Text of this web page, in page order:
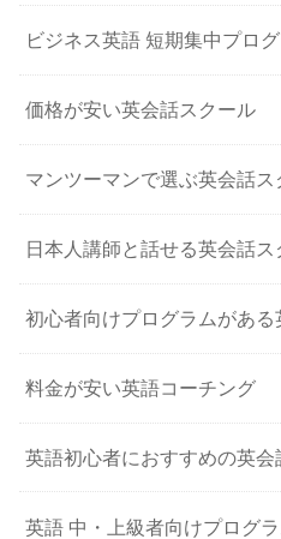
ビジネス英語 短期集中プロ
価格が安い英会話スクール
マンツーマンで選ぶ英会話ス
日本人講師と話せる英会話ス
初心者向けプログラムがあ
料金が安い英語コーチング
英語初心者におすすめの英会
英語 中・上級者向けプログ